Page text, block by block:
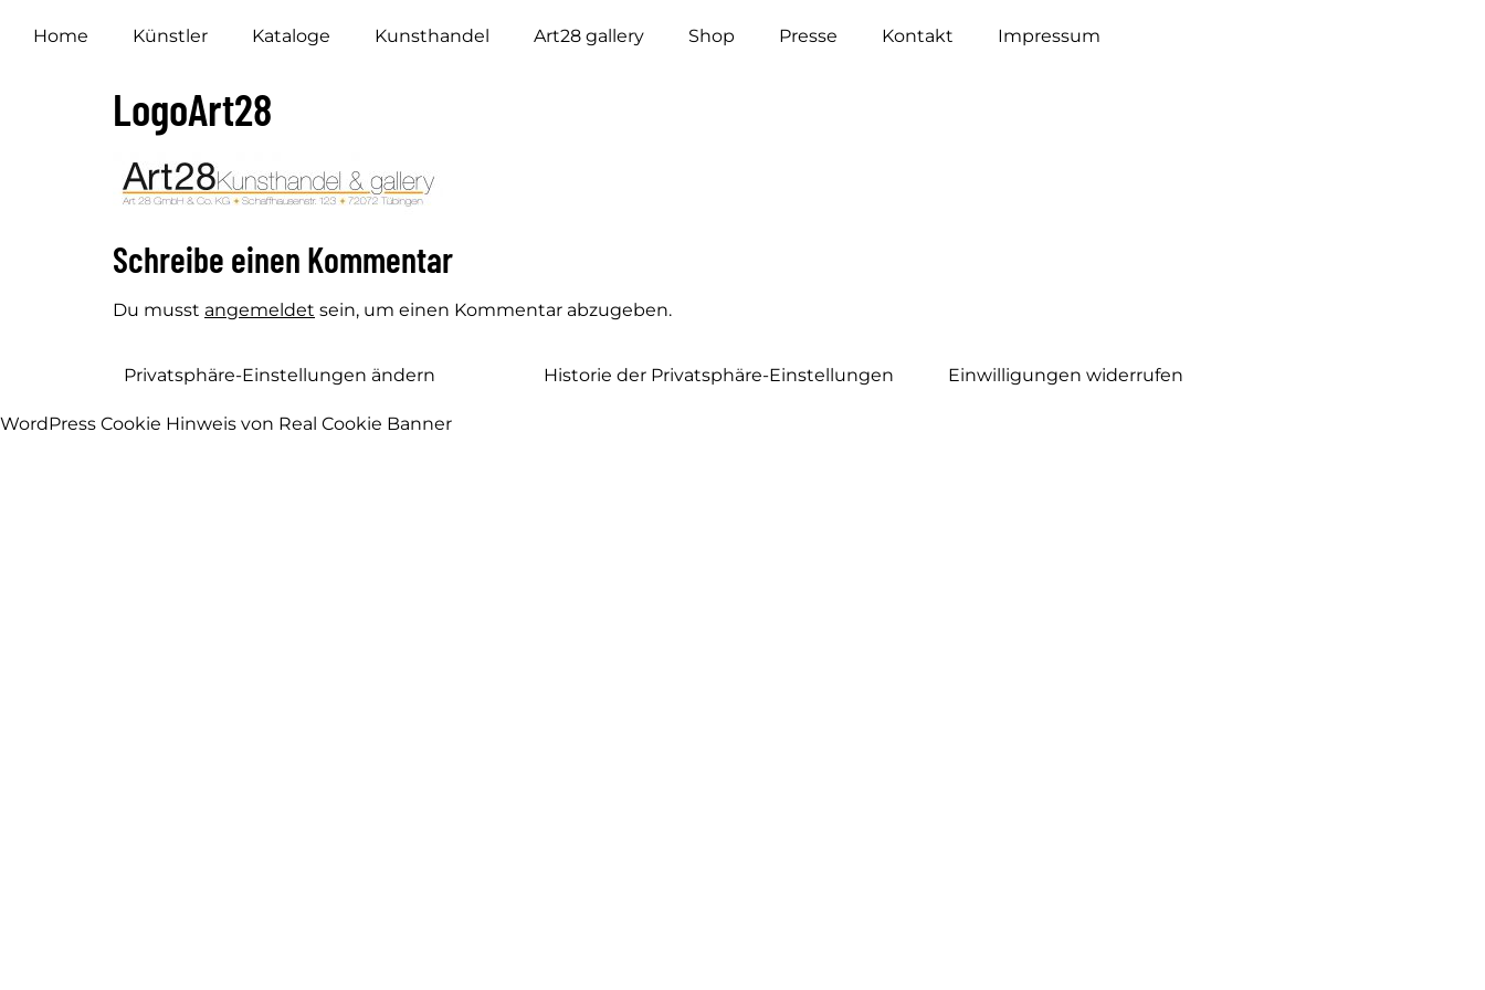
Home Künstler Kataloge Kunsthandel Art28 gallery Shop Presse Kontakt Impressum
LogoArt28
Schreibe einen Kommentar
Du musst angemeldet sein, um einen Kommentar abzugeben.
Privatsphäre-Einstellungen ändern Historie der Privatsphäre-Einstellungen Einwilligungen widerrufen
WordPress Cookie Hinweis von Real Cookie Banner